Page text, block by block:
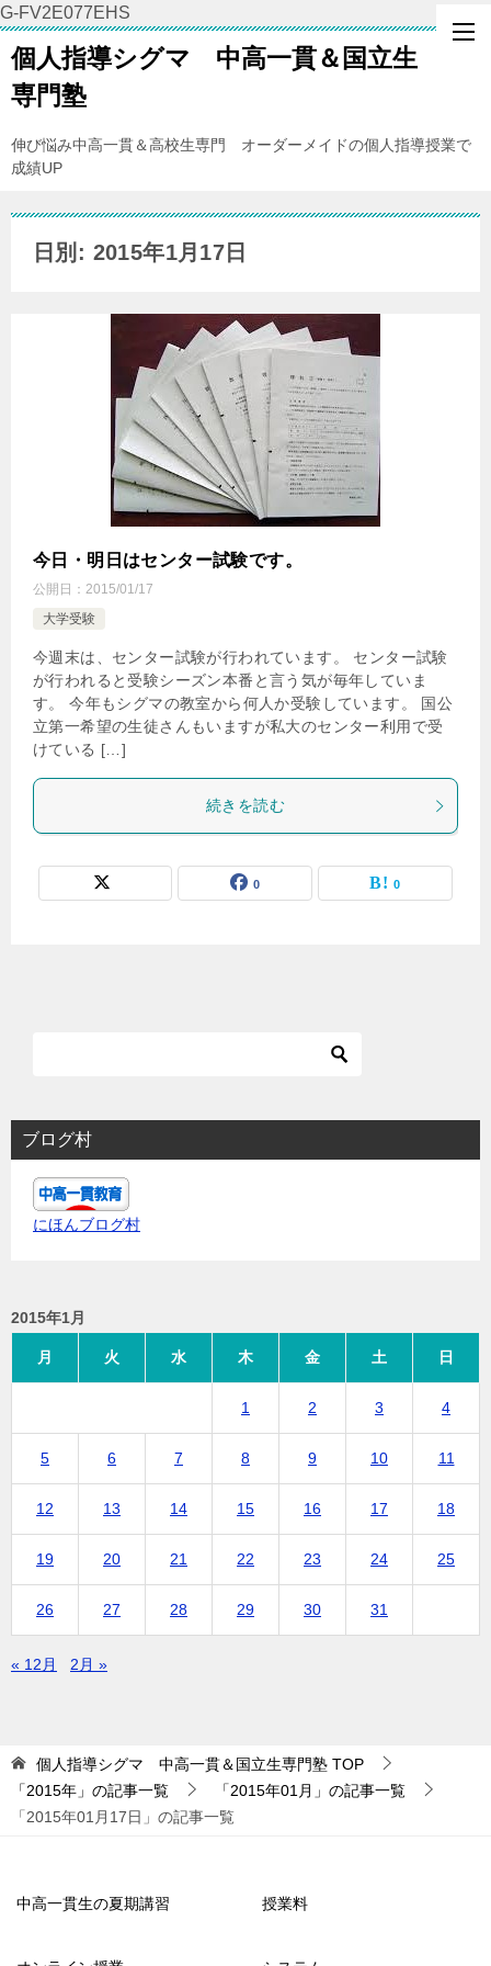
G-FV2E077EHS
個人指導シグマ 中高一貫＆国立生
専門塾
伸び悩み中高一貫＆高校生専門 オーダーメイドの個人指導授業で
成績UP
日別: 2015年1月17日
今日・明日はセンター試験です。
公開日： 2015/01/17
大学受験
今週末は、センター試験が行われています。 センター試験
が行われると受験シーズン本番と言う気が毎年していま
す。 今年もシグマの教室から何人か受験しています。 国公
立第一希望の生徒さんもいますが私大のセンター利用で受
けている […]
続きを読む
0 0
ブログ村
にほんブログ村
2015年1月
月 火 水 木 金 土 日
1 2 3 4
5 6 7 8 9 10 11
12 13 14 15 16 17 18
19 20 21 22 23 24 25
26 27 28 29 30 31
« 12月 2月 »
個人指導シグマ 中高一貫＆国立生専門塾 TOP
「2015年」の記事一覧
「2015年01月」の記事一覧
「2015年01月17日」の記事一覧
中高一貫生の夏期講習 授業料